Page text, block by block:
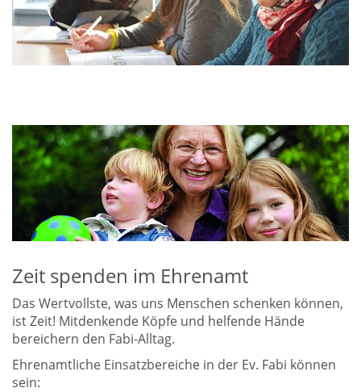
Zeit spenden im Ehrenamt
Das Wertvollste, was uns Menschen schenken können,
ist Zeit! Mitdenkende Köpfe und helfende Hände
bereichern den Fabi-Alltag.
Ehrenamtliche Einsatzbereiche in der Ev. Fabi können
sein: